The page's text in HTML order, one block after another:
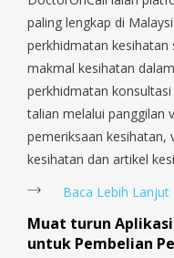
Payoh, Tanjong Pagar,
Tengah, Upper East
Woodlands, West Coast,
paling lengkap di
perkhidmatan
makmal kesihatan
perkhidmatan
talian melalui panggilan
pemeriksaan kesihatan,
kesihatan dan artikel
Baca Lebih Lanjut
Muat turun Aplikasi
untuk Pembelian